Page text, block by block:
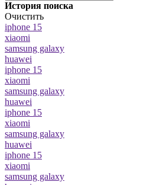
История поиска
Очистить
iphone 15
xiaomi
samsung galaxy
huawei
iphone 15
xiaomi
samsung galaxy
huawei
iphone 15
xiaomi
samsung galaxy
huawei
iphone 15
xiaomi
samsung galaxy